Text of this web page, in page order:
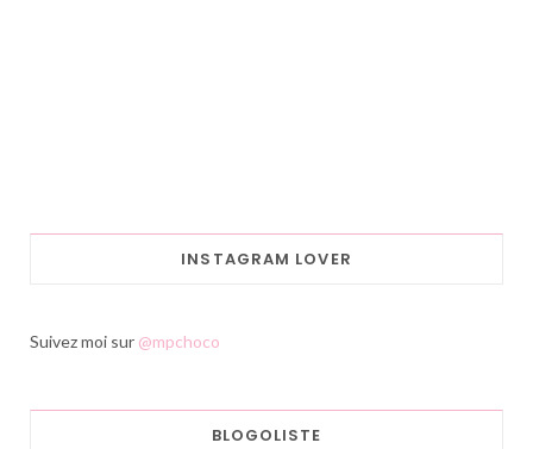
INSTAGRAM LOVER
Suivez moi sur @mpchoco
BLOGOLISTE